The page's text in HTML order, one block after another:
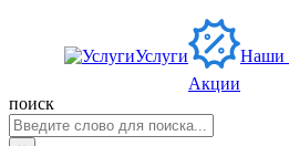
Услуги
Акции
Наши
поиск